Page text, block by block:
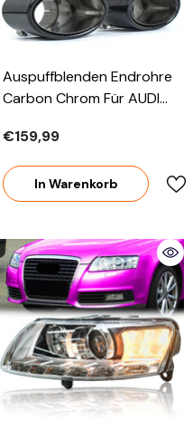
Auspuffblenden Endrohre
Carbon Chrom Für AUDI
Seat Leon Universal 63-
66mm
€159,99
In Warenkorb